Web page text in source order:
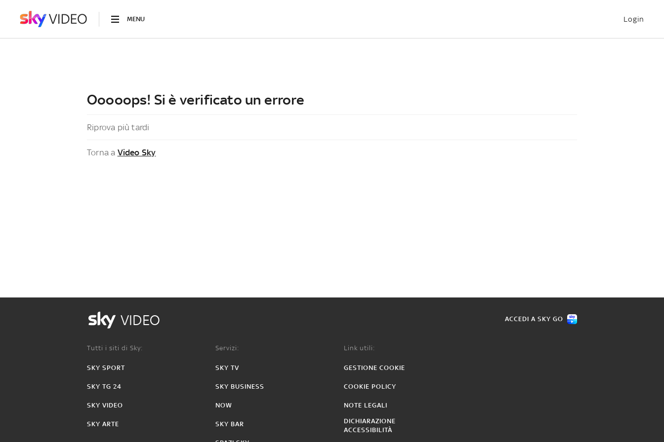
MENU Login
Ooooops! Si è verificato un errore
Riprova più tardi
Torna a Video Sky
VIDEO ACCEDI A SKY GO
Tutti i siti di Sky:
SKY SPORT
SKY TG 24
SKY VIDEO
SKY ARTE
Servizi:
SKY TV
SKY BUSINESS
NOW
SKY BAR
Link utili:
GESTIONE COOKIE
COOKIE POLICY
NOTE LEGALI
DICHIARAZIONE
ACCESSIBILITÀ